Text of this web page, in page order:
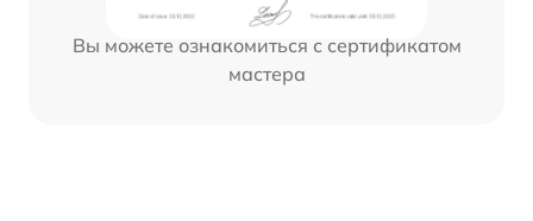
Вы можете ознакомиться с сертификатом
мастера